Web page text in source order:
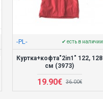
-PL- ✔ есть в наличии
Куртка+кофта"2in1" 122, 128
см (3973)
19.90€ 36.00€